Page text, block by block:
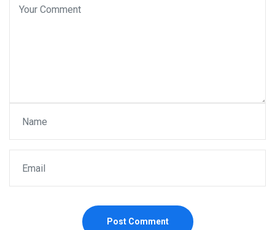
Post Comment